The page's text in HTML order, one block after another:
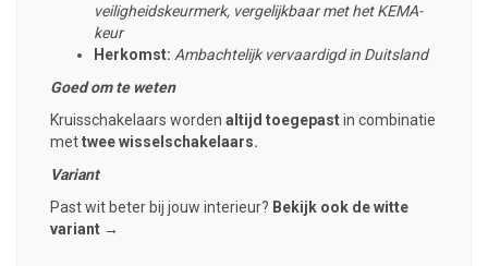
veiligheidskeurmerk, vergelijkbaar met het KEMA-
keur
Herkomst: Ambachtelijk vervaardigd in Duitsland
Goed om te weten
Kruisschakelaars worden altijd toegepastin combinatie
mettwee wisselschakelaars.
Variant
Past wit beter bij jouw interieur? Bekijk ook de witte
variant →